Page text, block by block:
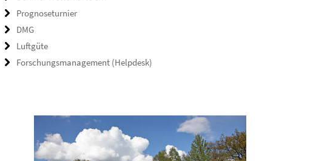
Prognoseturnier
DMG
Luftgüte
Forschungsmanagement (Helpdesk)